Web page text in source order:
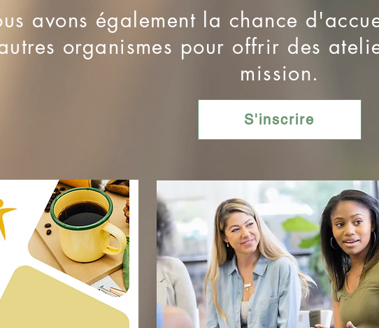
avons également la chance
organismes pour offrir des
mission.
S'inscrire